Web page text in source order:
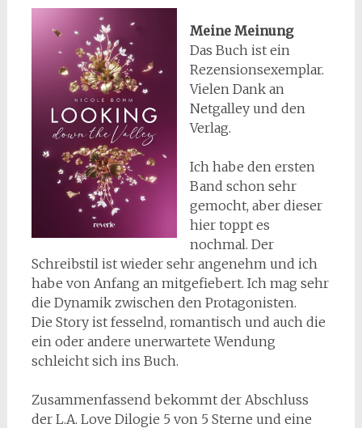
Meine Meinung
Das Buch ist ein
Rezensionsexemplar.
Vielen Dank an
Netgalley und den
Verlag.
Ich habe den ersten
Band schon sehr
gemocht, aber dieser
hier toppt es
nochmal. Der
Schreibstil ist wieder sehr angenehm und ich
habe von Anfang an mitgefiebert. Ich mag sehr
die Dynamik zwischen den Protagonisten.
Die Story ist fesselnd, romantisch und auch die
ein oder andere unerwartete Wendung
schleicht sich ins Buch.
Zusammenfassend bekommt der Abschluss
der L.A. Love Dilogie 5 von 5 Sterne und eine